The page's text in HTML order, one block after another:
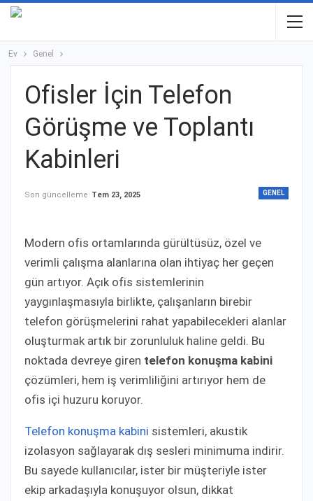
Ev Genel
Ofisler İçin Telefon
Görüşme ve Toplantı
Kabinleri
GENEL
Son güncelleme Tem 23, 2025
Modern ofis ortamlarında gürültüsüz, özel ve
verimli çalışma alanlarına olan ihtiyaç her geçen
gün artıyor. Açık ofis sistemlerinin
yaygınlaşmasıyla birlikte, çalışanların birebir
telefon görüşmelerini rahat yapabilecekleri alanlar
oluşturmak artık bir zorunluluk haline geldi. Bu
noktada devreye giren telefon konuşma kabini
çözümleri, hem iş verimliliğini artırıyor hem de
ofis içi huzuru koruyor.
Telefon konuşma kabini sistemleri, akustik
izolasyon sağlayarak dış sesleri minimuma indirir.
Bu sayede kullanıcılar, ister bir müşteriyle ister
ekip arkadaşıyla konuşuyor olsun, dikkat